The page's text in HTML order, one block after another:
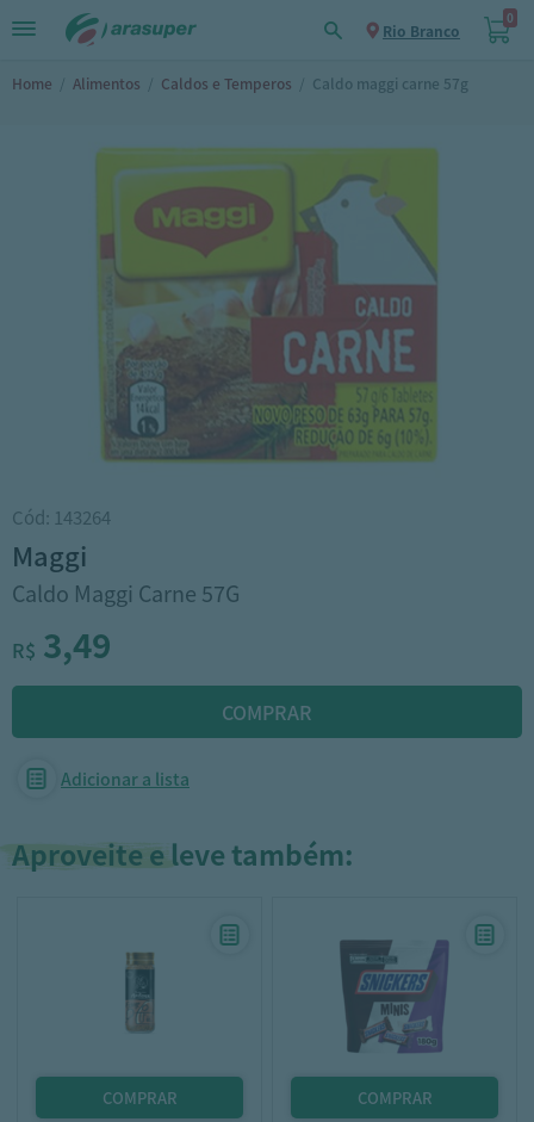
Rio Branco
0
Home / Alimentos / Caldos e Temperos / Caldo maggi carne 57g
Cód: 143264
maggi
Caldo Maggi Carne 57G
R$ 3,49
Adicionar a lista
Aproveite e leve também: